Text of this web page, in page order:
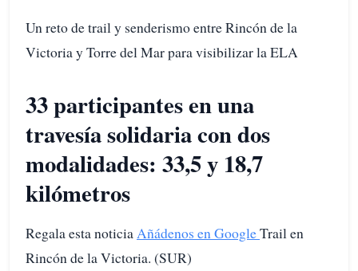
Un reto de trail y senderismo entre Rincón de la
Victoria y Torre del Mar para visibilizar la ELA
33 participantes en una
travesía solidaria con dos
modalidades: 33,5 y 18,7
kilómetros
Regala esta noticia Añádenos en GoogleTrail en
Rincón de la Victoria. (SUR)